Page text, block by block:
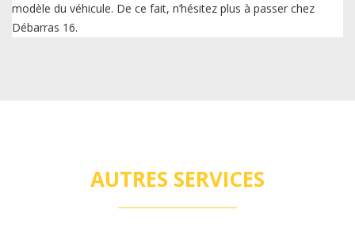
modèle du véhicule. De ce fait, n’hésitez plus à passer chez
Débarras 16.
AUTRES SERVICES